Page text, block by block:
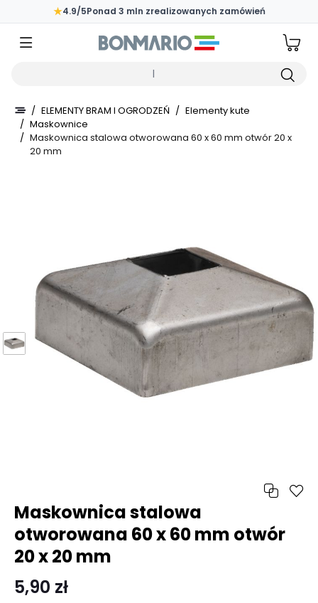
Przejdź do głównej zawartości strony
★4.9/5Ponad 3 mln zrealizowanych zamówień
/ ELEMENTY BRAM I OGRODZEŃ / Elementy kute
/ Maskownice
/ Maskownica stalowa otworowana 60 x 60 mm otwór 20 x
20 mm
Maskownica stalowa
otworowana 60 x 60 mm otwór
20 x 20 mm
5,90 zł